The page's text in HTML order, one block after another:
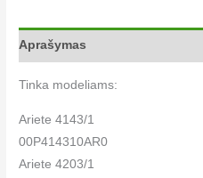
Aprašymas
Tinka modeliams:
Ariete 4143/1
00P414310AR0
Ariete 4203/1